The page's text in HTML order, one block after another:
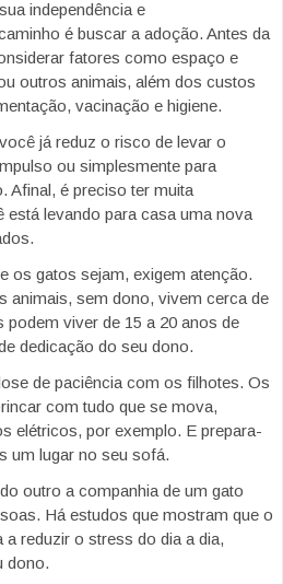
independência e
é buscar a adoção. Antes da
fatores como espaço e
outros animais, além dos custos
vacinação e higiene.
já reduz o risco de levar o
ou simplesmente para
Afinal, é preciso ter muita
está levando para casa uma nova
os gatos sejam, exigem atenção.
animais, sem dono, vivem cerca de
viver de 15 a 20 anos de
dedicação do seu dono.
de paciência com os filhotes. Os
com tudo que se mova,
elétricos, por exemplo. E prepara-
um lugar no seu sofá.
outro a companhia de um gato
Há estudos que mostram que o
reduzir o stress do dia a dia,
dono.